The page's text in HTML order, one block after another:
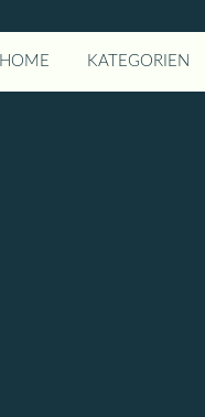
HOME KATEGORIEN